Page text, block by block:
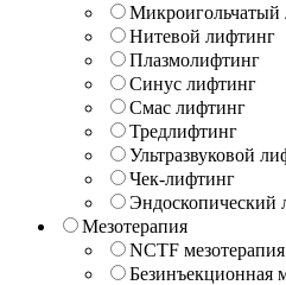
Микроигольчатый
Нитевой лифтинг
Плазмолифтинг
Синус лифтинг
Смас лифтинг
Тредлифтинг
Ультразвуковой
Чек-лифтинг
Эндоскопический
Мезотерапия
NCTF мезотерапия
Безинъекционная